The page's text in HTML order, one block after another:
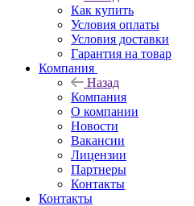
Как купить
Условия оплаты
Условия доставки
Гарантия на товар
Компания
Назад
Компания
О компании
Новости
Вакансии
Лицензии
Партнеры
Контакты
Контакты